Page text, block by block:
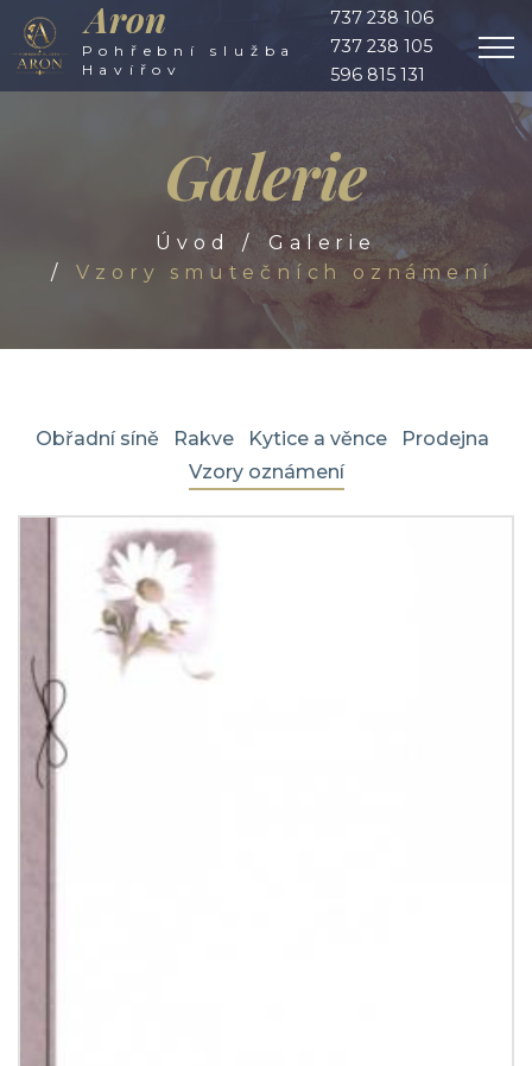
Aron
Pohřební služba
Havířov
737 238 106
737 238 105
596 815 131
Galerie
Úvod
Galerie
Vzory smutečních oznámení
Obřadní síně Rakve Kytice a věnce
Prodejna
Vzory oznámení